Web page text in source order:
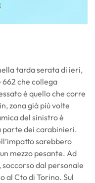
tarda serata di ieri,
che collega
è quello che corre
zona già più volte
del sinistro è
parte dei carabinieri.
sarebbero
mezzo pesante. Ad
dal personale
al Cto di Torino. Sul